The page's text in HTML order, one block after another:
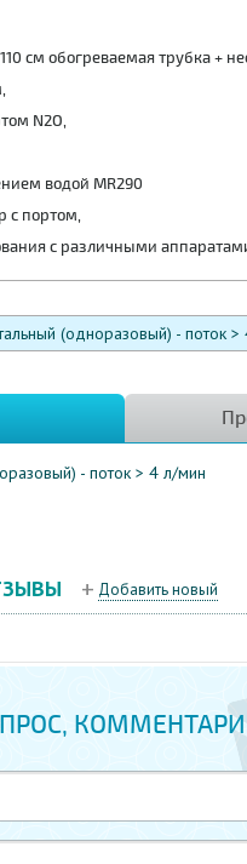
см обогреваемая трубка +
N2O,
водой MR290
с портом,
с различными
(одноразовый) - поток
- поток > 4 л/мин
Добавить новый